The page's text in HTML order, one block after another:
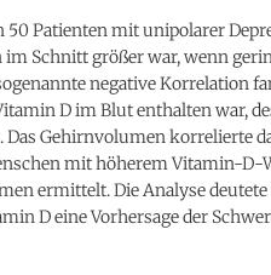
50 Patienten mit unipolarer
Schnitt größer war, wenn
negative Korrelation
D im Blut enthalten war,
Das Gehirnvolumen korrelierte
mit höherem Vitamin-
ermittelt. Die Analyse deutete
D eine Vorhersage der